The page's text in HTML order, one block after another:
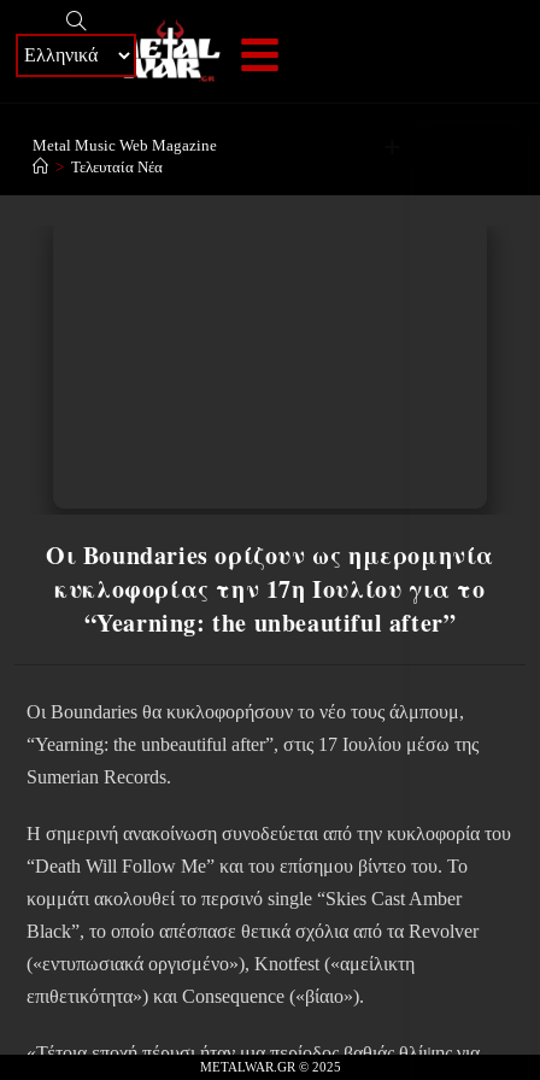
Metal Music Web Magazine
> Τελευταία Νέα
Οι Boundaries ορίζουν ως ημερομηνία
κυκλοφορίας την 17η Ιουλίου για το
“Yearning: the unbeautiful after”
Οι Boundaries θα κυκλοφορήσουν το νέο τους άλμπουμ,
“Yearning: the unbeautiful after”, στις 17 Ιουλίου μέσω της
Sumerian Records.
Η σημερινή ανακοίνωση συνοδεύεται από την κυκλοφορία του
“Death Will Follow Me” και του επίσημου βίντεο του. Το
κομμάτι ακολουθεί το περσινό single “Skies Cast Amber
Black”, το οποίο απέσπασε θετικά σχόλια από τα Revolver
(«εντυπωσιακά οργισμένο»), Knotfest («αμείλικτη
επιθετικότητα») και Consequence («βίαιο»).
«Τέτοια εποχή πέρυσι ήταν μια περίοδος βαθιάς θλίψης για
METALWAR.GR © 2025